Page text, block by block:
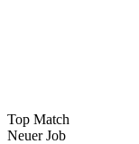
Top Match
Neuer Job